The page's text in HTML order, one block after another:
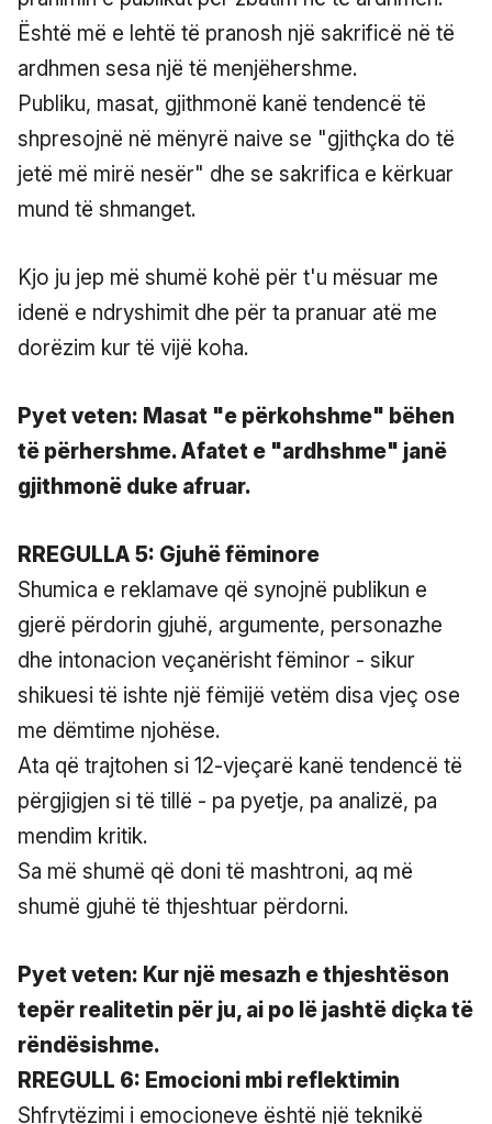
Është më e lehtë të pranosh një sakrificë në të
ardhmen sesa një të menjëhershme.
Publiku, masat, gjithmonë kanë tendencë të
shpresojnë në mënyrë naive se "gjithçka do të
jetë më mirë nesër" dhe se sakrifica e kërkuar
mund të shmanget.
Kjo ju jep më shumë kohë për t'u mësuar me
idenë e ndryshimit dhe për ta pranuar atë me
dorëzim kur të vijë koha.
Pyet veten: Masat "e përkohshme" bëhen
të përhershme. Afatet e "ardhshme" janë
gjithmonë duke afruar.
RREGULLA 5: Gjuhë fëminore
Shumica e reklamave që synojnë publikun e
gjerë përdorin gjuhë, argumente, personazhe
dhe intonacion veçanërisht fëminor - sikur
shikuesi të ishte një fëmijë vetëm disa vjeç ose
me dëmtime njohëse.
Ata që trajtohen si 12-vjeçarë kanë tendencë të
përgjigjen si të tillë - pa pyetje, pa analizë, pa
mendim kritik.
Sa më shumë që doni të mashtroni, aq më
shumë gjuhë të thjeshtuar përdorni.
Pyet veten: Kur një mesazh e thjeshtëson
tepër realitetin për ju, ai po lë jashtë diçka të
rëndësishme.
RREGULL 6: Emocioni mbi reflektimin
Shfrytëzimi i emocioneve është një teknikë